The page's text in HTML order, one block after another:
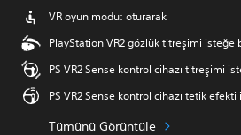
VR oyun modu: oturarak
PlayStation VR2 gözlük titreşimi isteğe
PS VR2 Sense kontrol cihazı titreşimi
PS VR2 Sense kontrol cihazı tetik efekti
Tümünü Görüntüle